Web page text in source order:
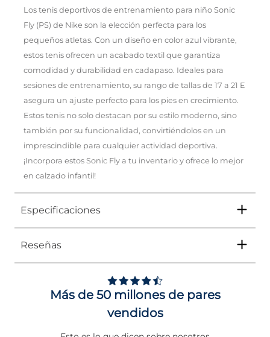
Los tenis deportivos de entrenamiento para niño Sonic
Fly (PS) de Nike son la elección perfecta para los
pequeños atletas. Con un diseño en color azul vibrante,
estos tenis ofrecen un acabado textil que garantiza
comodidad y durabilidad en cadapaso. Ideales para
sesiones de entrenamiento, su rango de tallas de 17 a 21 E
asegura un ajuste perfecto para los pies en crecimiento.
Estos tenis no solo destacan por su estilo moderno, sino
también por su funcionalidad, convirtiéndolos en un
imprescindible para cualquier actividad deportiva.
¡Incorpora estos Sonic Fly a tu inventario y ofrece lo mejor
en calzado infantil!
Especificaciones
Tipo
Género Niño
DE 0 A 4 cms
Reseñas
Más de 50 millones de pares
vendidos